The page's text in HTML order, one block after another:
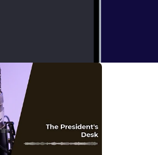
Desk Episode 88